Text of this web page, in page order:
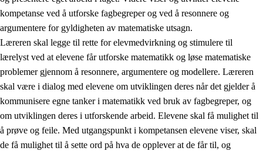
kompetanse ved å utforske fagbegreper og ved å resonnere og
argumentere for gyldigheten av matematiske utsagn.
Læreren skal legge til rette for elevmedvirkning og stimulere til
lærelyst ved at elevene får utforske matematikk og løse matematiske
problemer gjennom å resonnere, argumentere og modellere. Læreren
skal være i dialog med elevene om utviklingen deres når det gjelder å
kommunisere egne tanker i matematikk ved bruk av fagbegreper, og
om utviklingen deres i utforskende arbeid. Elevene skal få mulighet til
å prøve og feile. Med utgangspunkt i kompetansen elevene viser, skal
de få mulighet til å sette ord på hva de opplever at de får til, og